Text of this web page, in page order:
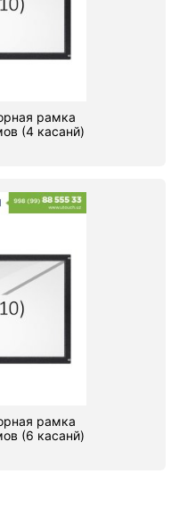
рамка
(4 касанй)
рамка
(6 касанй)